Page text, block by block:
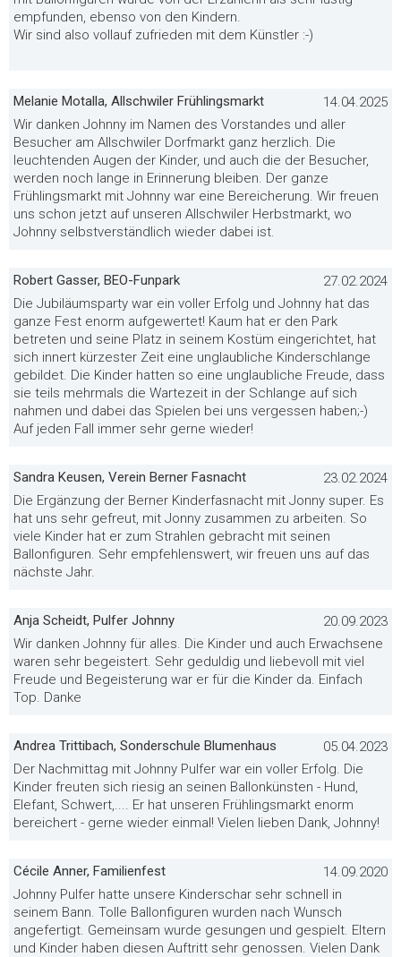
empfunden, ebenso von den Kindern.
Wir sind also vollauf zufrieden mit dem Künstler :-)
Melanie Motalla, Allschwiler Frühlingsmarkt
14.04.2025
Wir danken Johnny im Namen des Vorstandes und aller
Besucher am Allschwiler Dorfmarkt ganz herzlich. Die
leuchtenden Augen der Kinder, und auch die der Besucher,
werden noch lange in Erinnerung bleiben. Der ganze
Frühlingsmarkt mit Johnny war eine Bereicherung. Wir freuen
uns schon jetzt auf unseren Allschwiler Herbstmarkt, wo
Johnny selbstverständlich wieder dabei ist.
Robert Gasser, BEO-Funpark
27.02.2024
Die Jubiläumsparty war ein voller Erfolg und Johnny hat das
ganze Fest enorm aufgewertet! Kaum hat er den Park
betreten und seine Platz in seinem Kostüm eingerichtet, hat
sich innert kürzester Zeit eine unglaubliche Kinderschlange
gebildet. Die Kinder hatten so eine unglaubliche Freude, dass
sie teils mehrmals die Wartezeit in der Schlange auf sich
nahmen und dabei das Spielen bei uns vergessen haben;-)
Auf jeden Fall immer sehr gerne wieder!
Sandra Keusen, Verein Berner Fasnacht
23.02.2024
Die Ergänzung der Berner Kinderfasnacht mit Jonny super. Es
hat uns sehr gefreut, mit Jonny zusammen zu arbeiten. So
viele Kinder hat er zum Strahlen gebracht mit seinen
Ballonfiguren. Sehr empfehlenswert, wir freuen uns auf das
nächste Jahr.
Anja Scheidt, Pulfer Johnny
20.09.2023
Wir danken Johnny für alles. Die Kinder und auch Erwachsene
waren sehr begeistert. Sehr geduldig und liebevoll mit viel
Freude und Begeisterung war er für die Kinder da. Einfach
Top. Danke
Andrea Trittibach, Sonderschule Blumenhaus
05.04.2023
Der Nachmittag mit Johnny Pulfer war ein voller Erfolg. Die
Kinder freuten sich riesig an seinen Ballonkünsten - Hund,
Elefant, Schwert,.... Er hat unseren Frühlingsmarkt enorm
bereichert - gerne wieder einmal! Vielen lieben Dank, Johnny!
Cécile Anner, Familienfest
14.09.2020
Johnny Pulfer hatte unsere Kinderschar sehr schnell in
seinem Bann. Tolle Ballonfiguren wurden nach Wunsch
angefertigt. Gemeinsam wurde gesungen und gespielt. Eltern
und Kinder haben diesen Auftritt sehr genossen. Vielen Dank